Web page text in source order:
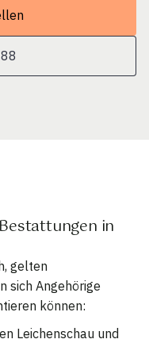
in
gelten
sich Angehörige
können:
Leichenschau und